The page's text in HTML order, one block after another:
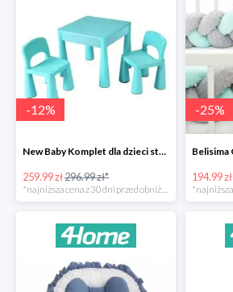
-12%
New Baby Komplet dla dzieci stolik i krzesełka -12%
259.99 zł296.99 zł*
*najniższa cena z 30 dni przed obniżką
-25%
194.99 zł